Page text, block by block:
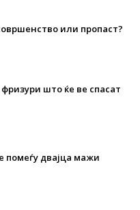
или пропаст?
што ќе ве спасат
помеѓу двајца мажи